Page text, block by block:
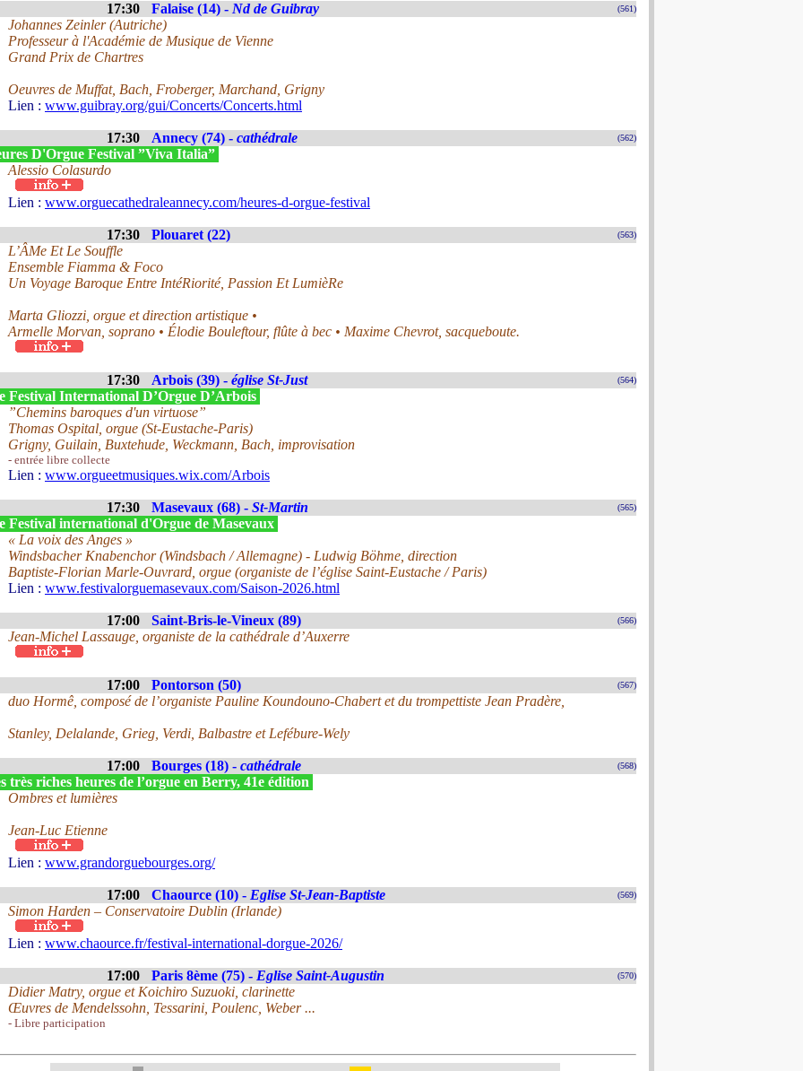
17:30 Falaise (14) - Nd de Guibray (561)
Johannes Zeinler (Autriche)
Professeur à l'Académie de Musique de Vienne
Grand Prix de Chartres
Oeuvres de Muffat, Bach, Froberger, Marchand, Grigny
Lien : www.guibray.org/gui/Concerts/Concerts.html
17:30 Annecy (74) - cathédrale (562)
D'Orgue Festival ”Viva Italia”
Alessio Colasurdo
Lien : www.orguecathedraleannecy.com/heures-d-orgue-festival
17:30 Plouaret (22) (563)
L’ÂMe Et Le Souffle
Ensemble Fiamma & Foco
Un Voyage Baroque Entre IntéRiorité, Passion Et LumièRe
Marta Gliozzi, orgue et direction artistique •
Armelle Morvan, soprano • Élodie Bouleftour, flûte à bec • Maxime Chevrot, sacqueboute.
17:30 Arbois (39) - église St-Just (564)
Festival International D’Orgue D’Arbois
”Chemins baroques d'un virtuose”
Thomas Ospital, orgue (St-Eustache-Paris)
Grigny, Guilain, Buxtehude, Weckmann, Bach, improvisation
- entrée libre collecte
Lien : www.orgueetmusiques.wix.com/Arbois
17:30 Masevaux (68) - St-Martin (565)
Festival international d'Orgue de Masevaux
« La voix des Anges »
Windsbacher Knabenchor (Windsbach / Allemagne) - Ludwig Böhme, direction
Baptiste-Florian Marle-Ouvrard, orgue (organiste de l’église Saint-Eustache / Paris)
Lien : www.festivalorguemasevaux.com/Saison-2026.html
17:00 Saint-Bris-le-Vineux (89) (566)
Jean-Michel Lassauge, organiste de la cathédrale d’Auxerre
17:00 Pontorson (50) (567)
duo Hormê, composé de l’organiste Pauline Koundouno-Chabert et du trompettiste Jean Pradère,
Stanley, Delalande, Grieg, Verdi, Balbastre et Lefébure-Wely
17:00 Bourges (18) - cathédrale (568)
très riches heures de l’orgue en Berry, 41e édition
Ombres et lumières
Jean-Luc Etienne
Lien : www.grandorguebourges.org/
17:00 Chaource (10) - Eglise St-Jean-Baptiste (569)
Simon Harden – Conservatoire Dublin (Irlande)
Lien : www.chaource.fr/festival-international-dorgue-2026/
17:00 Paris 8ème (75) - Eglise Saint-Augustin (570)
Didier Matry, orgue et Koichiro Suzuoki, clarinette
Œuvres de Mendelssohn, Tessarini, Poulenc, Weber ...
- Libre participation